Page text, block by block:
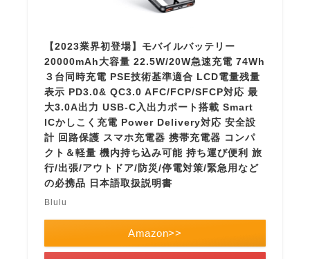
【2023業界初登場】モバイルバッテリー
20000mAh大容量 22.5W/20W急速充電 74Wh
３台同時充電 PSE技術基準適合 LCD電量残量
表示 PD3.0& QC3.0 AFC/FCP/SFCP対応 最
大3.0A出力 USB-C入出力ポート搭載 Smart
ICかしこく充電 Power Delivery対応 安全設
計 回路保護 スマホ充電器 携帯充電器 コンパ
クト＆軽量 機内持ち込み可能 持ち運び便利 旅
行/出張/アウトドア/防災/停電対策/緊急用など
の必携品 日本語取扱説明書
Blulu
Amazon>>